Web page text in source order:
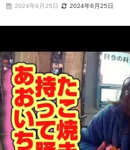
2024年6月25日 2024年6月25日